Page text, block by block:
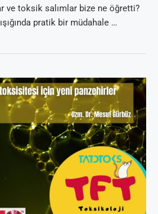
ve toksik salımlar bize ne öğretti?
pratik bir müdahale …